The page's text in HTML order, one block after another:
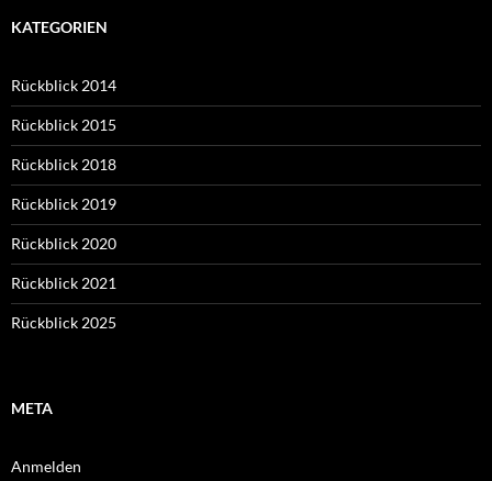
KATEGORIEN
Rückblick 2014
Rückblick 2015
Rückblick 2018
Rückblick 2019
Rückblick 2020
Rückblick 2021
Rückblick 2025
META
Anmelden